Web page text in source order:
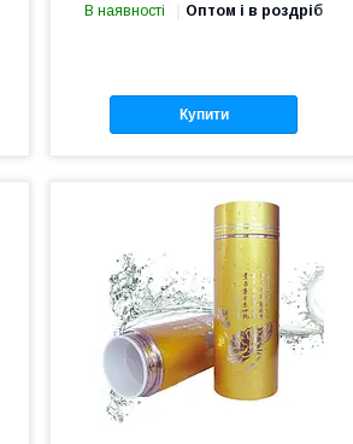
В наявності Оптом і в роздріб
Купити